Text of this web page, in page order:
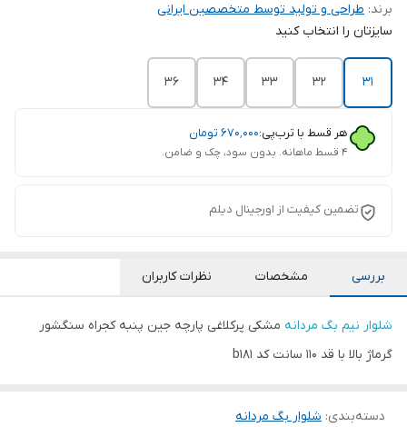
برند: طراحی و تولید توسط متخصصین ایرانی
سایزتان را انتخاب کنید
31
32
33
34
36
هر قسط با ترب‌پی:۶۷۰٬۰۰۰ تومان
۴ قسط ماهانه. بدون سود، چک و ضامن.
تضمین کیفیت از اورجینال دیلم
بررسی مشخصات نظرات کاربران
شلوار نیم بگ مردانه مشکی پرکلاغی پارچه جین پنبه کجراه سنگشور
گرماژ بالا با قد ۱۱۰ سانت کد b۱۸۱
دسته‌بندی: شلوار بگ مردانه